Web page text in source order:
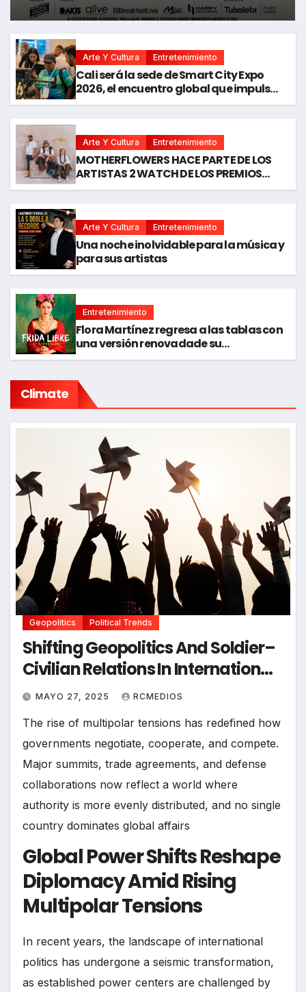
BOLETERÍA DE «BORONDOTOUR»
Arte Y Cultura Entretenimiento
Cali será la sede de Smart City Expo
2026, el encuentro global que impulsa
ciudades biointeligentes
Arte Y Cultura Entretenimiento
MOTHERFLOWERS HACE PARTE DE LOS
ARTISTAS 2 WATCH DE LOS PREMIOS
JUVENTUD 2026
Arte Y Cultura Entretenimiento
Una noche inolvidable para la música y
para sus artistas
Entretenimiento
Flora Martínez regresa a las tablas con
una versión renovadade su
maravillosa obraFrida Libre
Climate
Geopolitics Political Trends
Shifting Geopolitics And Soldier–
Civilian Relations In International
Affairs
MAYO 27, 2025 RCMEDIOS
The rise of multipolar tensions has redefined how
governments negotiate, cooperate, and compete.
Major summits, trade agreements, and defense
collaborations now reflect a world where
authority is more evenly distributed, and no single
country dominates global affairs
Global Power Shifts Reshape
Diplomacy Amid Rising
Multipolar Tensions
In recent years, the landscape of international
politics has undergone a seismic transformation,
as established power centers are challenged by